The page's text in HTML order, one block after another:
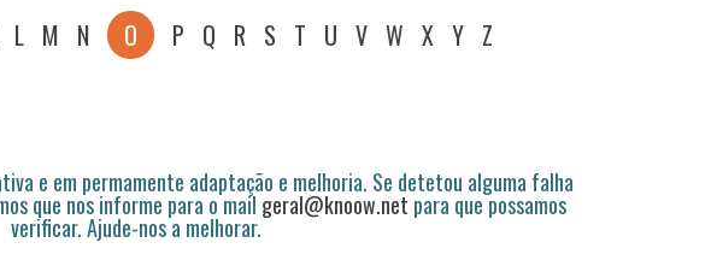
L M N O P Q R S T U V W X Y Z
e em permamente adaptação e melhoria. Se detetou alguma falha
que nos informe para o mail geral@knoow.net para que possamos
verificar. Ajude-nos a melhorar.